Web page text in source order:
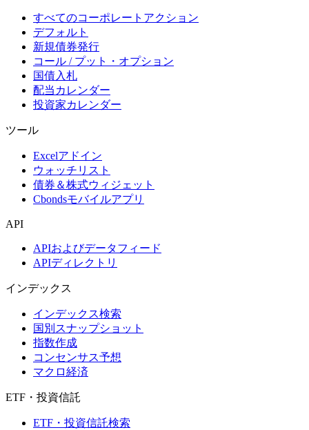
すべてのコーポレートアクション
デフォルト
新規債券発行
コール / プット・オプション
国債入札
配当カレンダー
投資家カレンダー
ツール
Excelアドイン
ウォッチリスト
債券＆株式ウィジェット
Cbondsモバイルアプリ
API
APIおよびデータフィード
APIディレクトリ
インデックス
インデックス検索
国別スナップショット
指数作成
コンセンサス予想
マクロ経済
ETF・投資信託
ETF・投資信託検索